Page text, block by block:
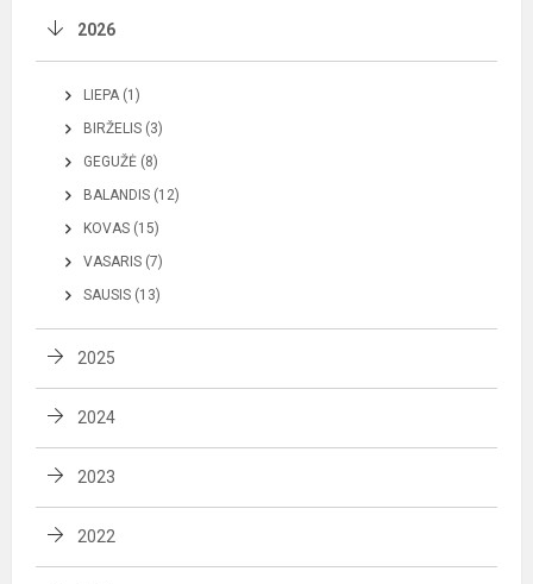
2026
LIEPA (1)
BIRŽELIS (3)
GEGUŽĖ (8)
BALANDIS (12)
KOVAS (15)
VASARIS (7)
SAUSIS (13)
2025
2024
2023
2022